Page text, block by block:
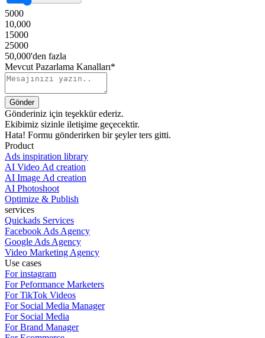
5000
10,000
15000
25000
50,000'den fazla
Mevcut Pazarlama Kanalları*
Gönderiniz için teşekkür ederiz.
Ekibimiz sizinle iletişime geçecektir.
Hata! Formu gönderirken bir şeyler ters gitti.
Product
Ads inspiration library
AI Video Ad creation
AI Image Ad creation
AI Photoshoot
Optimize & Publish
services
Quickads Services
Facebook Ads Agency
Google Ads Agency
Video Marketing Agency
Use cases
For instagram
For Peformance Marketers
For TikTok Videos
For Social Media Manager
For Social Media
For Brand Manager